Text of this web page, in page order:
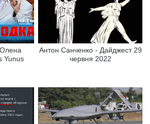
Yunus
Антон Санченко - Дайджест 29
червня 2022